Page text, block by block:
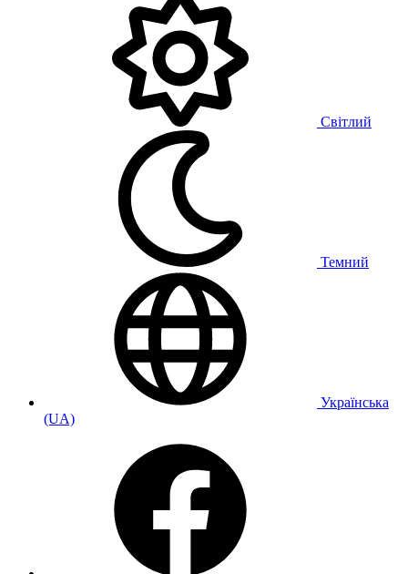
Світлий
Темний
Українська
(UA)